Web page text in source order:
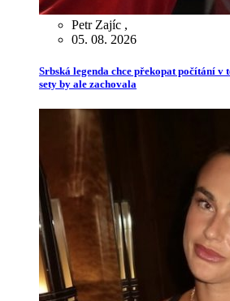
Petr Zajíc ,
05. 08. 2026
Srbská legenda chce překopat počítání v
sety by ale zachovala